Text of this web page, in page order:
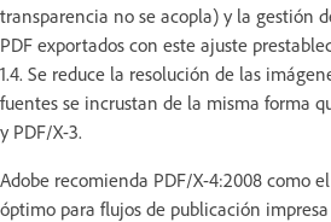
transparencia no se acopla) y la gestión
PDF exportados con este ajuste
1.4. Se reduce la resolución de las
fuentes se incrustan de la misma forma
y PDF/X-3.
Adobe recomienda PDF/X-4:2008 como
óptimo para flujos de publicación impresa